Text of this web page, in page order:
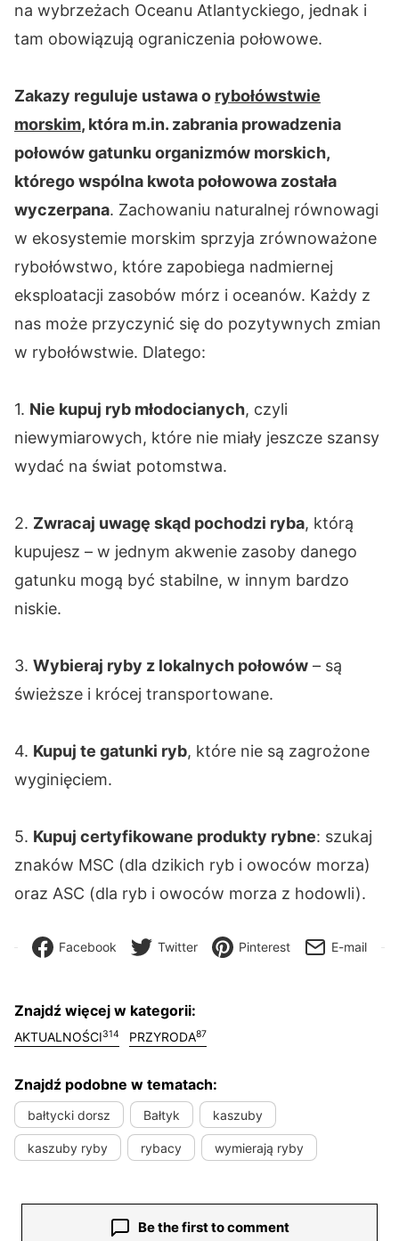
na wybrzeżach Oceanu Atlantyckiego, jednak i
tam obowiązują ograniczenia połowowe.
Zakazy reguluje ustawa o rybołówstwie
morskim, która m.in. zabrania prowadzenia
połowów gatunku organizmów morskich,
którego wspólna kwota połowowa została
wyczerpana. Zachowaniu naturalnej równowagi
w ekosystemie morskim sprzyja zrównoważone
rybołówstwo, które zapobiega nadmiernej
eksploatacji zasobów mórz i oceanów. Każdy z
nas może przyczynić się do pozytywnych zmian
w rybołówstwie. Dlatego:
1. Nie kupuj ryb młodocianych, czyli
niewymiarowych, które nie miały jeszcze szansy
wydać na świat potomstwa.
2. Zwracaj uwagę skąd pochodzi ryba, którą
kupujesz – w jednym akwenie zasoby danego
gatunku mogą być stabilne, w innym bardzo
niskie.
3. Wybieraj ryby z lokalnych połowów – są
świeższe i krócej transportowane.
4. Kupuj te gatunki ryb, które nie są zagrożone
wyginięciem.
5. Kupuj certyfikowane produkty rybne: szukaj
znaków MSC (dla dzikich ryb i owoców morza)
oraz ASC (dla ryb i owoców morza z hodowli).
Facebook Twitter Pinterest E-mail
Znajdź więcej w kategorii:
AKTUALNOŚCI314 PRZYRODA87
Znajdź podobne w tematach:
bałtycki dorsz Bałtyk kaszuby
kaszuby ryby rybacy wymierają ryby
Be the first to comment